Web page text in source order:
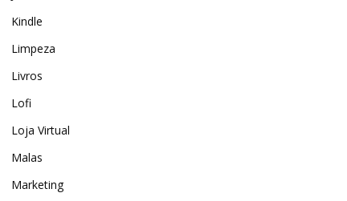
Kindle
Limpeza
Livros
Lofi
Loja Virtual
Malas
Marketing